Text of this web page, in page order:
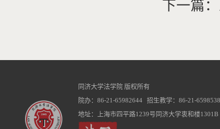
下一篇
同济大学法学院 版权所有
院办：86-21-65982644 招生教学：86-21-
地址：上海市四平路1239号同济大学衷和楼1301B